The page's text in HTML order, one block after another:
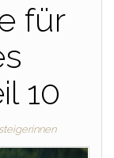
für
10